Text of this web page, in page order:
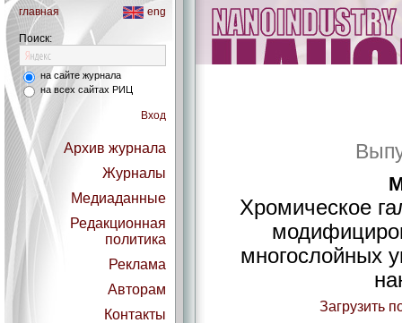
главная eng
Поиск:
на сайте журнала
на всех сайтах РИЦ
Вход
Архив журнала
Журналы
Медиаданные
Редакционная
политика
Реклама
Авторам
Контакты
Хромическое
многослойных
Загрузить